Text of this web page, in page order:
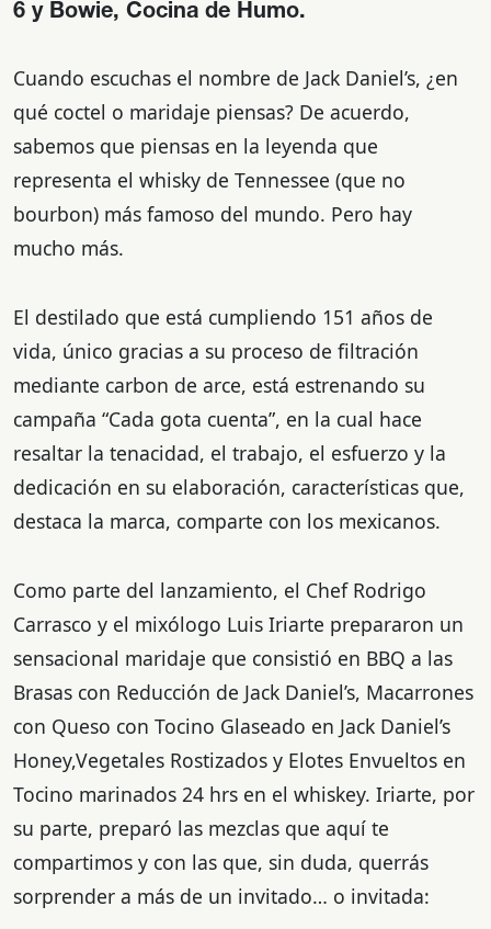
6 y Bowie, Cocina de Humo.
Cuando escuchas el nombre de Jack Daniel’s, ¿en
qué coctel o maridaje piensas? De acuerdo,
sabemos que piensas en la leyenda que
representa el whisky de Tennessee (que no
bourbon) más famoso del mundo. Pero hay
mucho más.
El destilado que está cumpliendo 151 años de
vida, único gracias a su proceso de filtración
mediante carbon de arce, está estrenando su
campaña “Cada gota cuenta”, en la cual hace
resaltar la tenacidad, el trabajo, el esfuerzo y la
dedicación en su elaboración, características que,
destaca la marca, comparte con los mexicanos.
Como parte del lanzamiento, el Chef Rodrigo
Carrasco y el mixólogo Luis Iriarte prepararon un
sensacional maridaje que consistió en BBQ a las
Brasas con Reducción de Jack Daniel’s, Macarrones
con Queso con Tocino Glaseado en Jack Daniel’s
Honey,Vegetales Rostizados y Elotes Envueltos en
Tocino marinados 24 hrs en el whiskey. Iriarte, por
su parte, preparó las mezclas que aquí te
compartimos y con las que, sin duda, querrás
sorprender a más de un invitado… o invitada: